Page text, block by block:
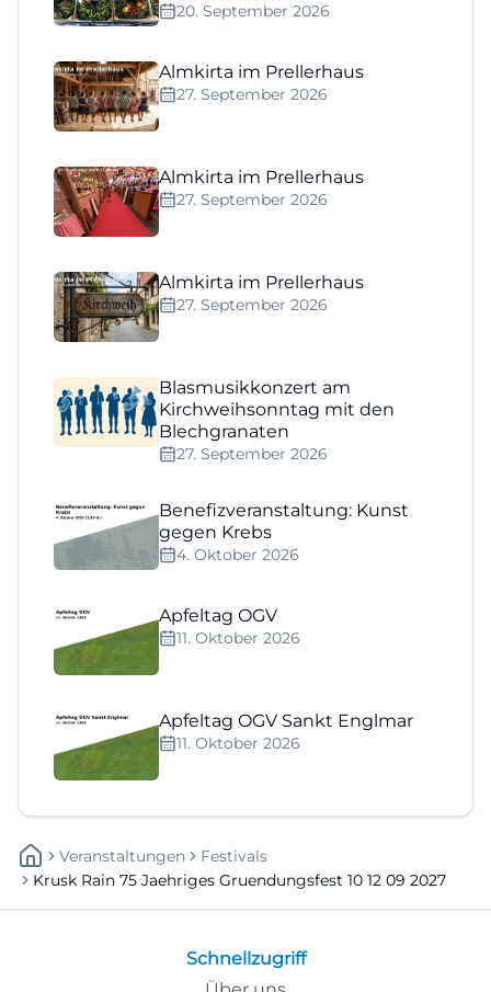
20. September 2026
Almkirta im Prellerhaus
27. September 2026
Almkirta im Prellerhaus
27. September 2026
Almkirta im Prellerhaus
27. September 2026
Blasmusikkonzert am
Kirchweihsonntag mit den
Blechgranaten
27. September 2026
Benefizveranstaltung: Kunst
gegen Krebs
4. Oktober 2026
Apfeltag OGV
11. Oktober 2026
Apfeltag OGV Sankt Englmar
11. Oktober 2026
Veranstaltungen
Festivals
Krusk Rain 75 Jaehriges Gruendungsfest 10 12 09 2027
Schnellzugriff